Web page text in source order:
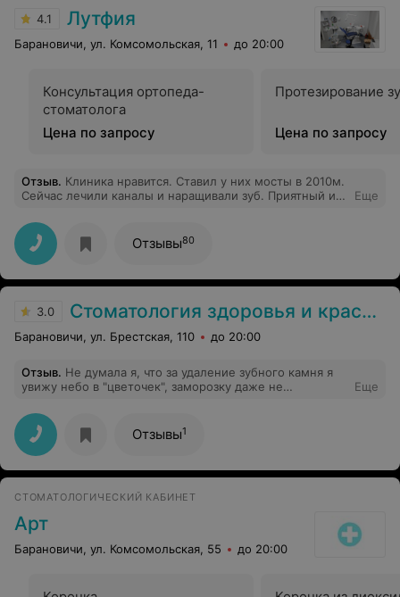
4.1 Лутфия
Барановичи, ул. Комсомольская, 11 до 20:00
Консультация ортопеда-
стоматолога
Цена по запросу
Протезирование
Цена по запросу
Отзыв. Клиника нравится. Ставил у них мосты в 2010м.
Сейчас лечили каналы и наращивали зуб. Приятный и
сразу на месте что удобно, распечатали и отдали.
Пломбу от зуба не отличить. Хорошо обезболили. По
цене плюс-минус как и везде. Остались только
приятные впечатления. Рекомендую однозначно.
Желаю клинике процветания. Спасибо за мою улыбку.
Еще
Отзывы80
3.0 Стоматология здоровья и красоты
Барановичи, ул. Брестская, 110 до 20:00
Отзыв. Не думала я, что за удаление зубного камня я
увижу небо в "цветочек", заморозку даже не
советую.
Еще
Отзывы1
СТОМАТОЛОГИЧЕСКИЙ КАБИНЕТ
Арт
Барановичи, ул. Комсомольская, 55 до 20:00